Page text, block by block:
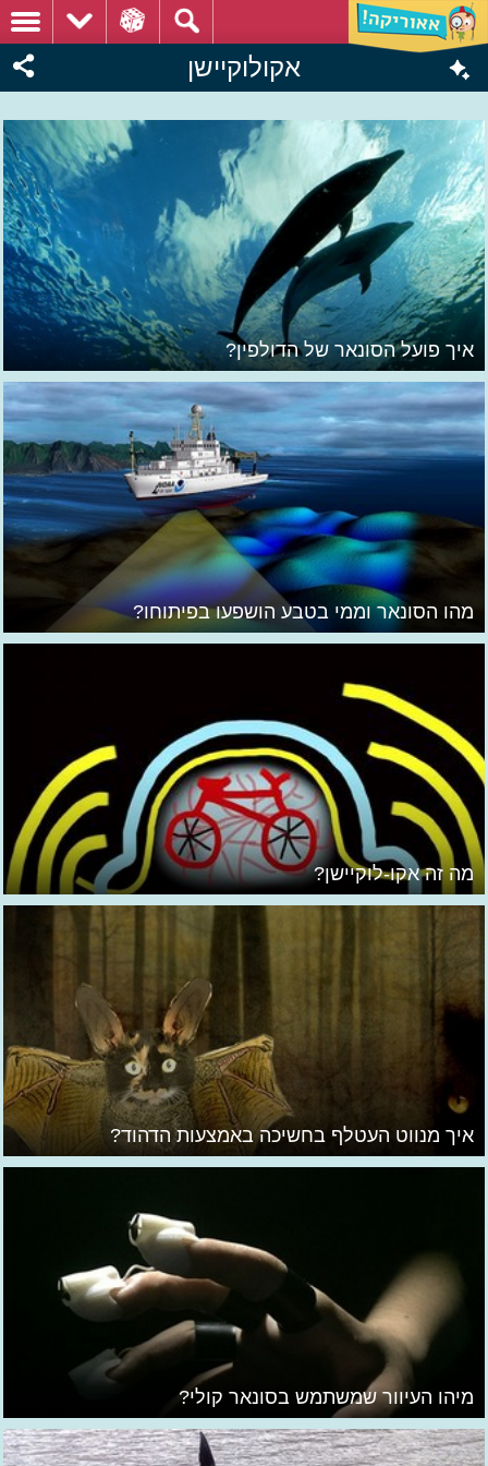
אקולוקיישן
איך פועל הסונאר של הדולפין?
מהו הסונאר וממי בטבע הושפעו בפיתוחו?
מה זה אקו-לוקיישן?
איך מנווט העטלף בחשיכה באמצעות הדהוד?
מיהו העיוור שמשתמש בסונאר קולי?